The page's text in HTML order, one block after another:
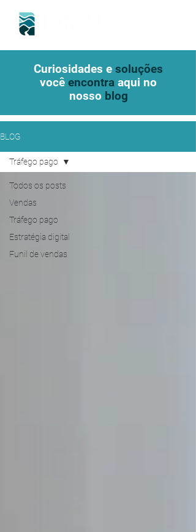
Curiosidades e soluções
você encontra aqui no
nosso blog
BLOG
Todos os posts
Vendas
Tráfego pago
Estratégia digital
Funil de vendas
Tráfego pago